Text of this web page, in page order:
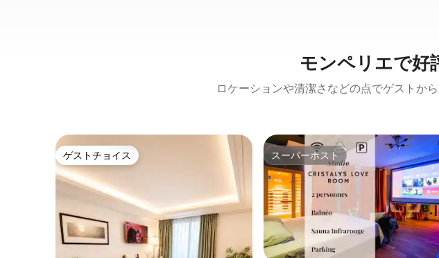
モンペリエで好
ロケーションや清潔さなどの点でゲストか
ゲストチョイス
ゲストチョイス スーパーホスト
スーパーホスト